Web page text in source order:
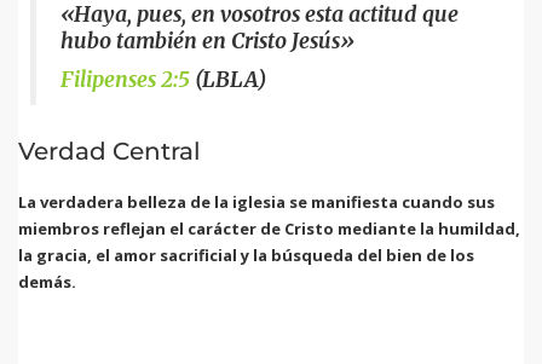
«Haya, pues, en vosotros esta actitud que
hubo también en Cristo Jesús»
Filipenses 2:5 (LBLA)
Verdad Central
La verdadera belleza de la iglesia se manifiesta cuando sus
miembros reflejan el carácter de Cristo mediante la humildad,
la gracia, el amor sacrificial y la búsqueda del bien de los
demás.